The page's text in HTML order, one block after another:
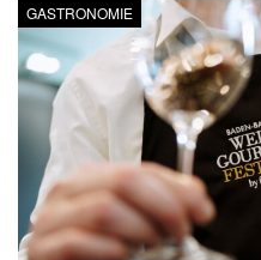
GASTRONOMIE